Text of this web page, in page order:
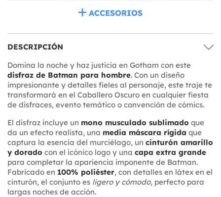
ACCESORIOS
DESCRIPCIÓN
Domina la noche y haz justicia en Gotham con este
disfraz de Batman para hombre. Con un diseño
impresionante y detalles fieles al personaje, este traje te
transformará en el Caballero Oscuro en cualquier fiesta
de disfraces, evento temático o convención de cómics.
El disfraz incluye un mono musculado sublimado que
da un efecto realista, una media máscara rígida que
captura la esencia del murciélago, un cinturón amarillo
y dorado con el icónico logo y una capa extra grande
para completar la apariencia imponente de Batman.
Fabricado en 100% poliéster, con detalles en látex en el
cinturón, el conjunto es ligero y cómodo, perfecto para
largas noches de acción.